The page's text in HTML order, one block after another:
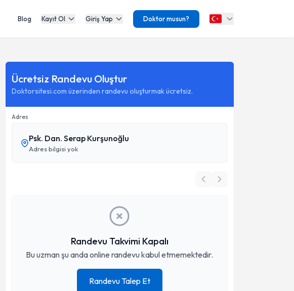
Blog Kayıt Ol Giriş Yap Doktor musun?
Ücretsiz Randevu Oluştur
Doktorsitesi.com üzerinden randevu oluşturmak ücretsiz.
Adres
Psk. Dan. Serap Kurşunoğlu
Adres bilgisi yok
Randevu Takvimi Kapalı
Bu uzman şu anda online randevu kabul etmemektedir.
Randevu Talep Et